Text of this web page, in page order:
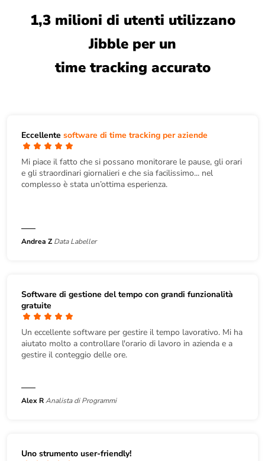
1,3 milioni di utenti utilizzano
Jibble per un
time tracking accurato
Eccellente software di time tracking per aziende
Mi piace il fatto che si possano monitorare le pause, gli orari
e gli straordinari giornalieri e che sia facilissimo... nel
complesso è stata un’ottima esperienza.
Andrea Z Data Labeller
Software di gestione del tempo con grandi funzionalità
gratuite
Un eccellente software per gestire il tempo lavorativo. Mi ha
aiutato molto a controllare l'orario di lavoro in azienda e a
gestire il conteggio delle ore.
Alex RAnalista di Programmi
Uno strumento user-friendly!